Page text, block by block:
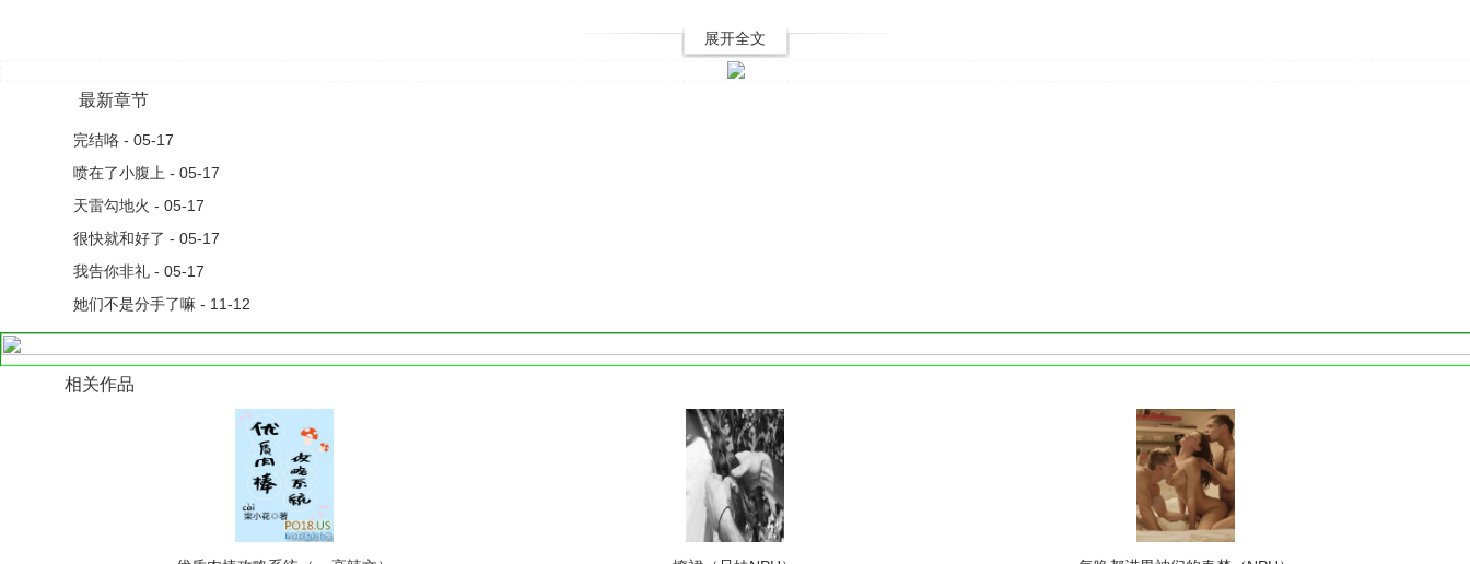
展开全文
最新章节
完结咯 - 05-17
喷在了小腹上 - 05-17
天雷勾地火 - 05-17
很快就和好了 - 05-17
我告你非礼 - 05-17
她们不是分手了嘛 - 11-12
相关作品